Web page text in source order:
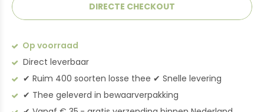
DIRECTE CHECKOUT
Op voorraad
Direct leverbaar
✔︎ Ruim 400 soorten losse thee ✔︎ Snelle levering
✔︎ Thee geleverd in bewaarverpakking